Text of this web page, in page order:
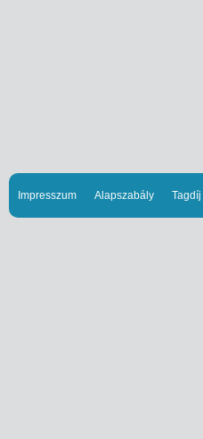
Impresszum Alapszabály Tagdíj